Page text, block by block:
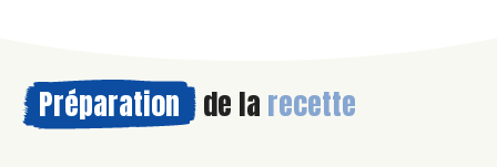
Préparation de la recette